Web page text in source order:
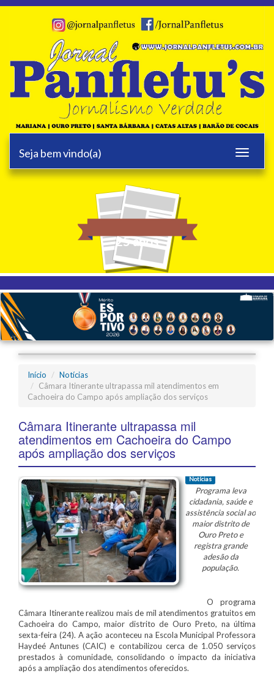
Toggle
Seja bem vindo(a)
25 anos
Início
Notícias
Câmara Itinerante ultrapassa mil atendimentos em
Cachoeira do Campo após ampliação dos serviços
Câmara Itinerante ultrapassa mil
atendimentos em Cachoeira do Campo
após ampliação dos serviços
Notícias
Programa leva
cidadania, saúde e
assistência social ao
maior distrito de
Ouro Preto e
registra grande
adesão da
população.
O programa
Câmara Itinerante realizou mais de mil atendimentos gratuitos em
Cachoeira do Campo, maior distrito de Ouro Preto, na última
sexta-feira (24). A ação aconteceu na Escola Municipal Professora
Haydeé Antunes (CAIC) e contabilizou cerca de 1.050 serviços
prestados à comunidade, consolidando o impacto da iniciativa
após a ampliação dos atendimentos oferecidos.